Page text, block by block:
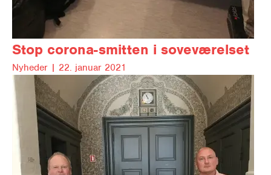
Stop corona-smitten i soveværelset
Nyheder | 22. januar 2021